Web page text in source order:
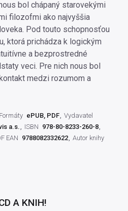
bol chápaný starovekými
filozofmi ako najvyššia
Pod touto schopnosťou
ktorá prichádza k logickým
a bezprostredné
veci. Pre nich nous bol
medzi rozumom a
Formáty ePUB, PDF Vydavatel
a.s. ISBN 978-80-8233-260-8
EAN 9788082332622 Autor knihy
A KNIH!